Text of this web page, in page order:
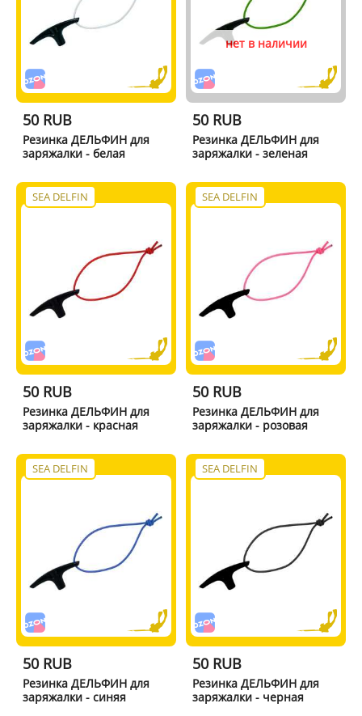
50 RUB
Резинка ДЕЛЬФИН для
заряжалки - белая
нет в наличии
50 RUB
Резинка ДЕЛЬФИН для
заряжалки - зеленая
SEA DELFIN
50 RUB
Резинка ДЕЛЬФИН для
заряжалки - красная
SEA DELFIN
50 RUB
Резинка ДЕЛЬФИН для
заряжалки - розовая
SEA DELFIN
50 RUB
Резинка ДЕЛЬФИН для
заряжалки - синяя
SEA DELFIN
50 RUB
Резинка ДЕЛЬФИН для
заряжалки - черная